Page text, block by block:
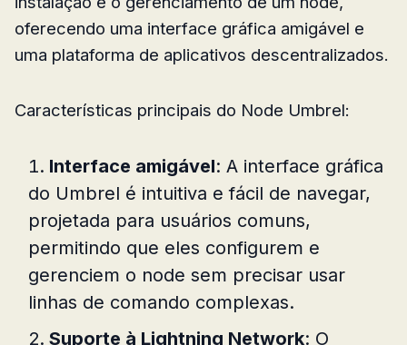
oferecendo uma interface gráfica amigável e
uma plataforma de aplicativos descentralizados.
Características principais do Node Umbrel:
Interface amigável: A interface gráfica
do Umbrel é intuitiva e fácil de navegar,
projetada para usuários comuns,
permitindo que eles configurem e
gerenciem o node sem precisar usar
linhas de comando complexas.
Suporte à Lightning Network: O